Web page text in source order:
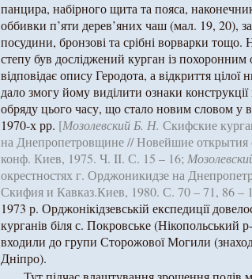
панцира, набірного щита та пояса,
оббивки п’яти дерев’яних чаш (мал. 19, 20),
посудини, бронзові та срібні ворварки
степу був досліджений курган із
відповідає опису Геродота, а відкриття
дало змогу йому виділити ознаки
обряду цього часу, що стало новим словом у
1970-х рр. [Мозолевский Б. Н. Скифские
на Днепропетровщине // Новейшие открытия
конф. Киев, 1975. Ч. II. С. 15 – 16;
окрестностях г. Орджоникидзе на
Скифия и Кавказ.Киев, 1980. С. 70 – 71, 86 –
1973 р. Орджонікідзевській експедиції
курганів біля с. Покровське (Нікопольський
входили до групи Сторожової Могили
Дніпро).